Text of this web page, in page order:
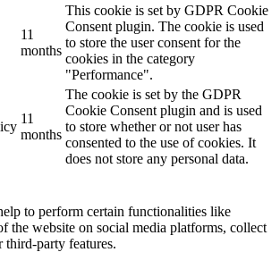
11
months
This cookie is set by GDPR Cookie
Consent plugin. The cookie is used
to store the user consent for the
cookies in the category
"Performance".
11
months
The cookie is set by the GDPR
Cookie Consent plugin and is used
to store whether or not user has
consented to the use of cookies. It
does not store any personal data.
to perform certain functionalities like
the website on social media platforms, collect
third-party features.